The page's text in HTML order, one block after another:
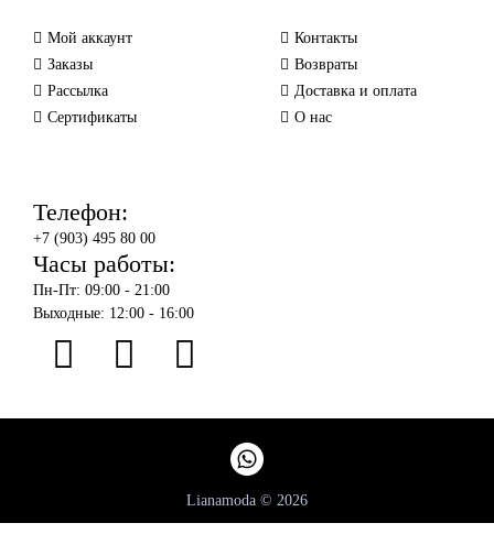
Мой аккаунт
Заказы
Рассылка
Сертификаты
Контакты
Возвраты
Доставка и оплата
О нас
Телефон:
+7 (903) 495 80 00
Часы работы:
Пн-Пт: 09:00 - 21:00
Выходные: 12:00 - 16:00
Lianamoda © 2026